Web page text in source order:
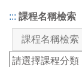
::: 課程名稱檢索